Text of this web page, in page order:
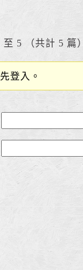
5 （共計 5 篇）
登入。